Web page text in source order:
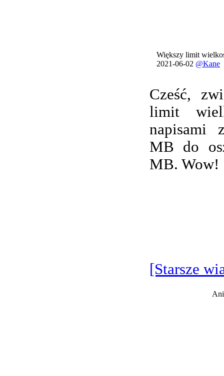
Większy limit
2021-06-02 @Kane
Cześć,
limit
napisami
MB do
MB. Wow!
[Starsze